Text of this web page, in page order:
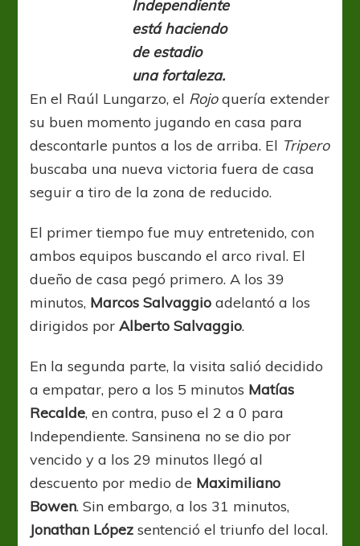
Independiente
está haciendo
de estadio
una fortaleza.
En el Raúl Lungarzo, el Rojoquería extender
su buen momento jugando en casa para
descontarle puntos a los de arriba. El Tripero
buscaba una nueva victoria fuera de casa
seguir a tiro de la zona de reducido.
El primer tiempo fue muy entretenido, con
ambos equipos buscando el arco rival. El
dueño de casa pegó primero. A los 39
minutos, Marcos Salvaggio adelantó a los
dirigidos porAlberto Salvaggio.
En la segunda parte, la visita salió decidido
a empatar, pero a los 5 minutos Matías
Recalde, en contra, puso el 2 a 0 para
Independiente. Sansinena no se dio por
vencido y a los 29 minutos llegó al
descuento por medio de Maximiliano
Bowen. Sin embargo, a los 31 minutos,
Jonathan López sentenció el triunfo del local.